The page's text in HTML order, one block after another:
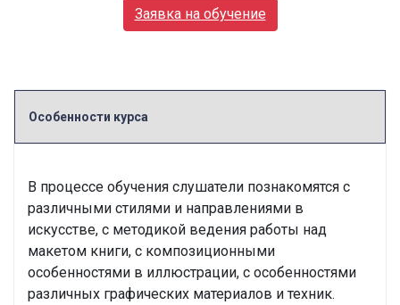
Заявка на обучение
Особенности курса
В процессе обучения слушатели познакомятся с
различными стилями и направлениями в
искусстве, с методикой ведения работы над
макетом книги, с композиционными
особенностями в иллюстрации, с особенностями
различных графических материалов и техник.